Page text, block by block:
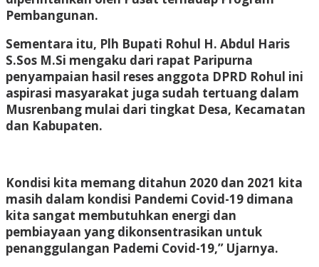
Pembangunan.
Sementara itu, Plh Bupati Rohul H. Abdul Haris
S.Sos M.Si mengaku dari rapat Paripurna
penyampaian hasil reses anggota DPRD Rohul ini
aspirasi masyarakat juga sudah tertuang dalam
Musrenbang mulai dari tingkat Desa, Kecamatan
dan Kabupaten.
Kondisi kita memang ditahun 2020 dan 2021 kita
masih dalam kondisi Pandemi Covid-19 dimana
kita sangat membutuhkan energi dan
pembiayaan yang dikonsentrasikan untuk
penanggulangan Pademi Covid-19,” Ujarnya.